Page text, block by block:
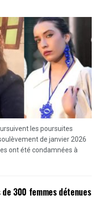
les poursuites
de janvier 2026
ont été condamnées à
300 femmes détenues